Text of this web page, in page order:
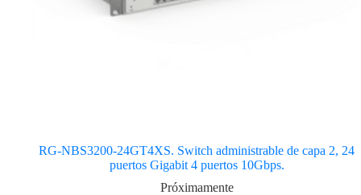
RG-NBS3200-24GT4XS. Switch administrable de capa 2, 24
puertos Gigabit 4 puertos 10Gbps.
Próximamente